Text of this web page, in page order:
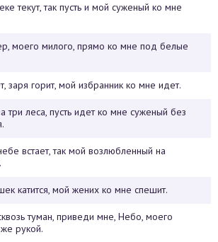
текут, так пусть и мой суженый ко мне
моего милого, прямо ко мне под белые
заря горит, мой избранник ко мне идет.
три леса, пусть идет ко мне суженый без
встает, так мой возлюбленный на
катится, мой жених ко мне спешит.
туман, приведи мне, Небо, моего
рукой.